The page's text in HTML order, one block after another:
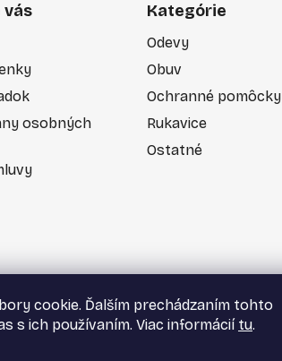
cookie. Ďalším prechádzaním tohto
s ich používaním. Viac informácií tu.
vás
osobných
Kategórie
Odevy
Obuv
Ochranné pomôcky
Rukavice
Ostatné